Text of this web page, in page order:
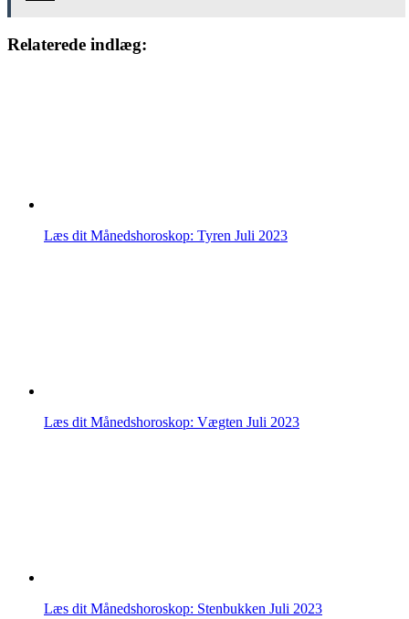
Relaterede indlæg:
Læs dit Månedshoroskop: Tyren Juli 2023
Læs dit Månedshoroskop: Vægten Juli 2023
Læs dit Månedshoroskop: Stenbukken Juli 2023